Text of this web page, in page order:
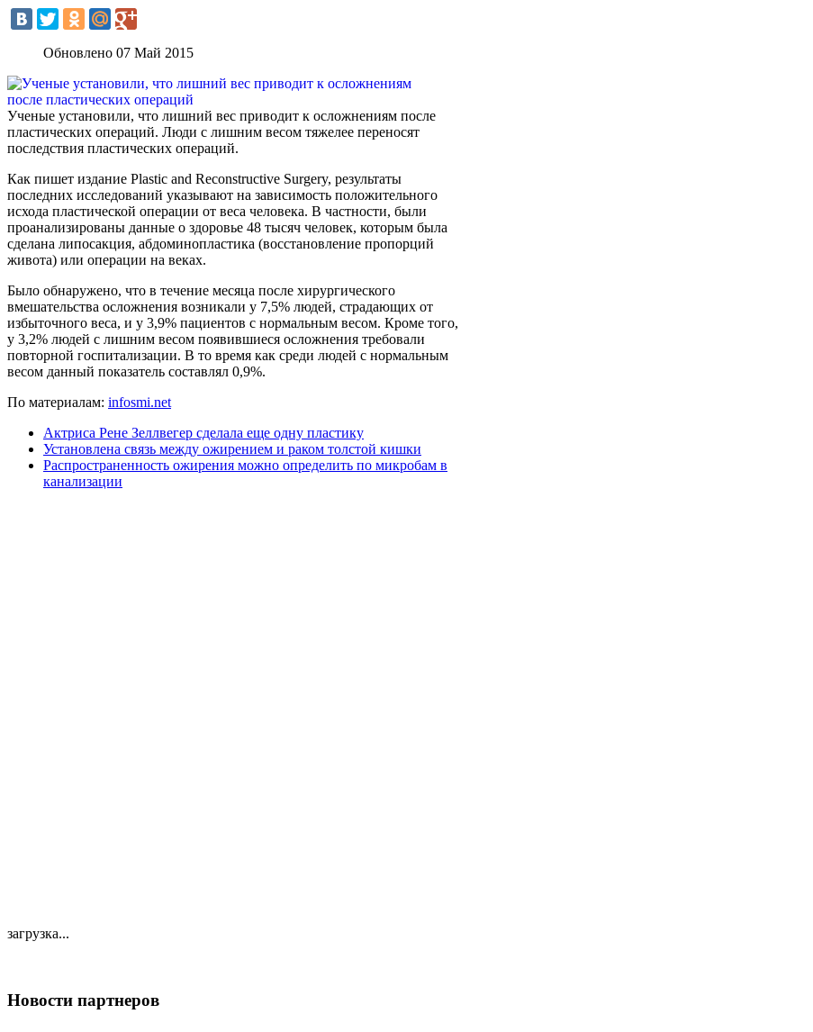
Обновлено 07 Май 2015
Ученые установили, что лишний вес приводит к осложнениям после
пластических операций. Люди с лишним весом тяжелее переносят
последствия пластических операций.
Как пишет издание Plastic and Reconstructive Surgery, результаты
последних исследований указывают на зависимость положительного
исхода пластической операции от веса человека. В частности, были
проанализированы данные о здоровье 48 тысяч человек, которым была
сделана липосакция, абдоминопластика (восстановление пропорций
живота) или операции на веках.
Было обнаружено, что в течение месяца после хирургического
вмешательства осложнения возникали у 7,5% людей, страдающих от
избыточного веса, и у 3,9% пациентов с нормальным весом. Кроме того,
у 3,2% людей с лишним весом появившиеся осложнения требовали
повторной госпитализации. В то время как среди людей с нормальным
весом данный показатель составлял 0,9%.
По материалам: infosmi.net
Актриса Рене Зеллвегер сделала еще одну пластику
Установлена связь между ожирением и раком толстой кишки
Распространенность ожирения можно определить по микробам в
канализации
загрузка...
Новости партнеров